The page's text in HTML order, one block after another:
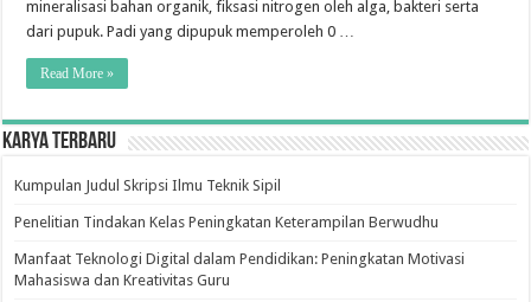
mineralisasi bahan organik, fiksasi nitrogen oleh alga, bakteri serta
dari pupuk. Padi yang dipupuk memperoleh 0 …
Read More »
Karya Terbaru
Kumpulan Judul Skripsi Ilmu Teknik Sipil
Penelitian Tindakan Kelas Peningkatan Keterampilan Berwudhu
Manfaat Teknologi Digital dalam Pendidikan: Peningkatan Motivasi
Mahasiswa dan Kreativitas Guru